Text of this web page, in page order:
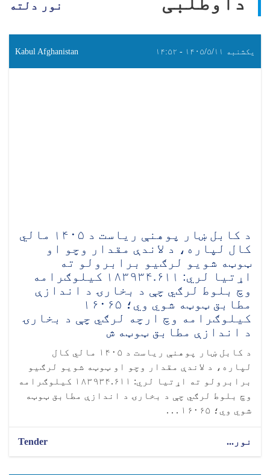
نور دلته
یکشنبه ۱۴۰۵/۵/۱۱ - ۱۴:۵۲ Kabul Afghanistan
د کابل ښار پوهنې ریاست د ۱۴۰۵ مالي
کال لپاره، د لاندې مقدار وچو او
ټوټه شویو لرګیو برابرولو ته
اړتیا لري: ۱۸۳۹۳۴.۶۱۱ کیلوګرامه
وچ بلوط لرګي چې د بخارۍ د اندازې
مطابق ټوټه شوي وي؛ ۱۶۰۶۵
کیلوګرامه وچ ارچه لرګي چې د بخارۍ
د اندازې مطابق ټوټه ش
د کابل ښار پوهنې ریاست د ۱۴۰۵ مالي کال
لپاره، د لاندې مقدار وچو او ټوټه شویو لرګیو
برابرولو ته اړتیا لري: ۱۸۳۹۳۴.۶۱۱ کیلوګرامه
وچ بلوط لرګي چې د بخارۍ د اندازې مطابق ټوټه
شوي وي؛ ۱۶۰۶۵ . . .
نور... Tender